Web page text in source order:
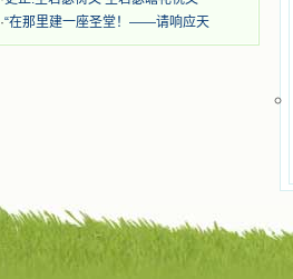
的事。他们受苦时仍在唱着感谢的
歌，因他们无法不称颂主，因主使他
们的心灵洋溢了快乐；他们激发了我
想到我有一天还要见到他们，亲耳聆
听他们的教诲，伴随在他们的身边，
和他们一起赞颂吾主，想到那使我欣
喜欢乐的甜蜜的相会，这世界对于我
·“在那里建一座圣堂！——请响应天